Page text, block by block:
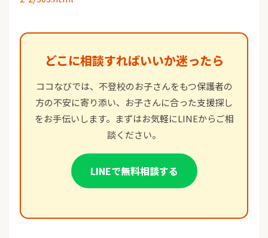
どこに相談すればいいか迷ったら
ココなびでは、不登校のお子さんをもつ保護者の
方の不安に寄り添い、お子さんに合った支援探し
をお手伝いします。まずはお気軽にLINEからご相
談ください。
LINEで無料相談する